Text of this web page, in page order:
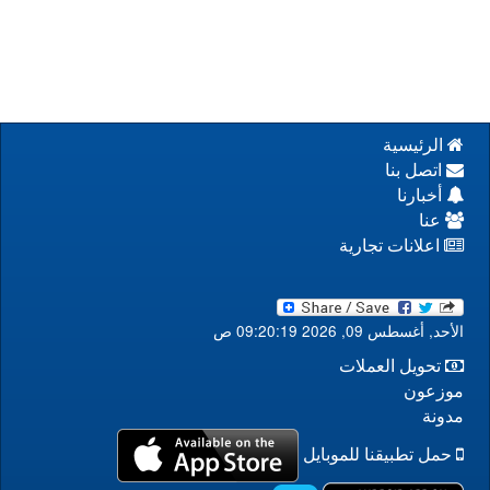
الرئيسية
اتصل بنا
أخبارنا
عنا
اعلانات تجارية
الأحد, أغسطس 09, 2026 09:20:19 ص
تحويل العملات
موزعون
مدونة
حمل تطبيقنا للموبايل